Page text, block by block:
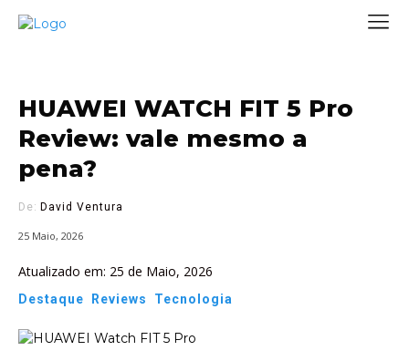
HUAWEI WATCH FIT 5 Pro
Review: vale mesmo a
pena?
De: David Ventura
25 Maio, 2026
Atualizado em: 25 de Maio, 2026
Destaque Reviews Tecnologia